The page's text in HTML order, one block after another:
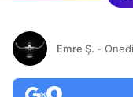
Emre Ş. -